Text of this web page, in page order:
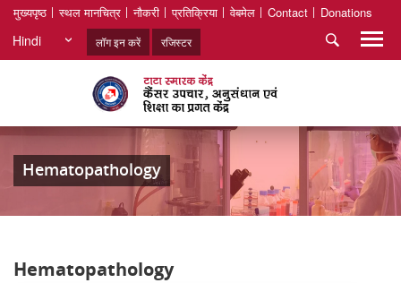
मुख्यपृष्ठ स्थल मानचित्र नौकरी प्रतिक्रिया वेबमेल Contact Donations
Hindi लॉग इन करें रजिस्टर
Hematopathology
Hematopathology